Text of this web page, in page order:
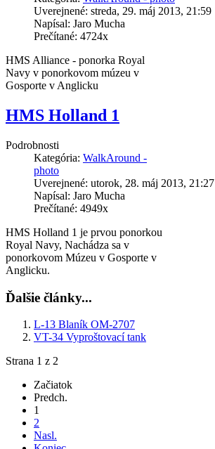
Uverejnené: streda, 29. máj 2013, 21:59
Napísal: Jaro Mucha
Prečítané: 4724x
HMS Alliance - ponorka Royal
Navy v ponorkovom múzeu v
Gosporte v Anglicku
HMS Holland 1
Podrobnosti
Kategória: WalkAround -
photo
Uverejnené: utorok, 28. máj 2013, 21:27
Napísal: Jaro Mucha
Prečítané: 4949x
HMS Holland 1 je prvou ponorkou
Royal Navy, Nachádza sa v
ponorkovom Múzeu v Gosporte v
Anglicku.
Ďalšie články...
L-13 Blaník OM-2707
VT-34 Vyproštovací tank
Strana 1 z 2
Začiatok
Predch.
1
2
Nasl.